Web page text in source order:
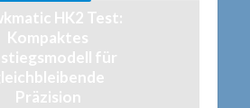
HK2 Test:
Kompaktes
für
Präzision